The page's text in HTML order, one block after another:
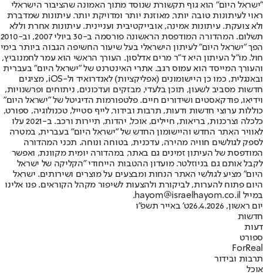
"ישראל היום" הוא גוף תקשורת שנוסד מתוך האמונה שהציבור הישראלי
ראוי לעיתונות טובה יותר, מאוזנת יותר ומדויקת יותר. עיתונות שמדברת
ולא צועקת. עיתונות אמינה, אובייקטיבית ועניינית. עיתונות אחרת וללא
תשלום. המהדורה המודפסת הראשונה פורסמה ב-30 ביולי 2007, וב-2010
הפך "ישראל היום" לעיתון הישראלי בעל שיעור החשיפה הגבוה ביותר בימי
חול. מו"ל העיתון היא ד"ר מרים אדלסון. העורך הראשי הוא עמר לחמנוביץ,
והעורך המייסד הוא עמוס רגב. אתרי האינטרנט של "ישראל היום" בעברית
ובאנגלית, כמו כן היישומונים (אפליקציות) לאנדרואיד ול-iOS, מציגים
חדשות מסביב לשעון, תוכן בלעדי, מבזקים ועדכונים, ניתוחים ופרשנויות,
וידיאו, פודקאסטים ושידורים חיים. פלטפורמות הדיגיטל של "ישראל היום"
כוללות ערוצי חדשות ודעות, תרבות ובידור, לייף סטייל, טכנולוגיה, ספורט,
כלכלה וצרכנות, בריאות, חיילים, אוכל, יהדות, תיירות ורכב. ב-2021 עלו
לאוויר האתר החדש והיישומון החדש של "ישראל היום" בעברית, במטרה
לספק לגולשים חוויה מהירה, עדכנית, בטוחה ונוחה. תכני המהדורה
המודפסת של העיתון זמינים גם באתר, במהדורה יומית מקוונת, ואפשר
לקבל אותם גם בניוזלטר. מועדון ההטבות הייחודי "הקליקה של ישראל
היום" מציע לגולשי האתר הנחות ומבצעים על מוצרים ושירותים. ישראל
היום פתוח להערות, לביקורת ולהצעות לשיפור מקהל הקוראים. פנו אלינו
במייל hayom@israelhayom.co.il.
יום ראשון, 26.4.2026
ט' באייר תשפ"ו
חדשות
דעות
ספורט
ForReal
תרבות ובידור
אוכל